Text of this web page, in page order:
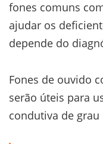
fones comuns
ajudar os
depende do
Fones de ouvido
serão úteis para
condutiva de grau